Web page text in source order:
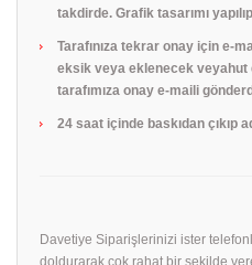
takdirde. Grafik tasarımı
Tarafınıza tekrar onay için e-
eksik veya eklenecek
tarafımıza onay e-maili
24 saat içinde baskıdan çıkıp
Davetiye Siparişlerinizi ister
doldurarak çok rahat bir şekilde